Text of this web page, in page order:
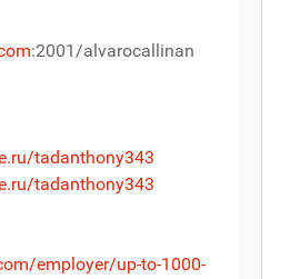
:2001/alvarocallinan
tadanthony343
tadanthony343
employer/up-to-1000-